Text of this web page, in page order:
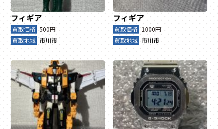
フィギア
買取価格 500円
買取地域 市川市
フィギア
買取価格 1000円
買取地域 市川市